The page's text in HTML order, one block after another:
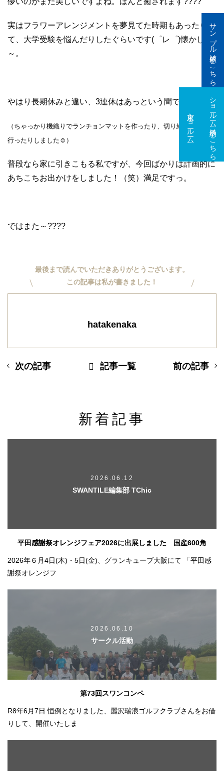
サンプル依頼はこちら
ショールーム予約はこちら
東京ショールーム 大阪ショールーム
実はフラワーアレンジメントを夢見てた時期もあったりし
て、大学受験を悩んだりしたぐらいです(゜レ゜)懐かしい
～。
やはり長期休みと違い、3連休はあっという間で…
（ちゃっかり機織りでランチョンマットを作ったり、切り絵の展示会へ
行ったりしました☺）
普段なら家に引きこもる私ですが、今回ばかりは計画的に
あちこちお出かけをしました！（笑）満足ですっ。
ではまた～????
最後まで読んでいただきありがとうございます。
この記事は私が書きました！
hatakenaka
次の記事 記事一覧 前の記事
新着記事
2026.06.12
SWANTILE編集部 TChic
平田感謝祭オレンジフェア2026に出展しました 国産600角
2026年６月4日(木)・5日(金)、グランキューブ大阪にて 「平田感
謝祭オレンジフ
2026.06.10
サークル活動
第73回スワンコンペ
R8年6月7日 恒例となりました、麗沢瑞浪ゴルフクラブさんをお借
りして、開催いたしま